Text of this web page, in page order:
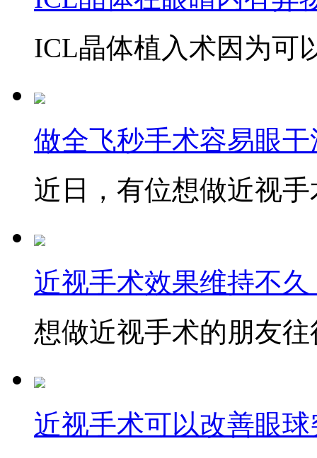
ICL晶体植入术因为可
做全飞秒手术容易眼
近日，有位想做近视
近视手术效果维持不
想做近视手术的朋友
近视手术可以改善眼